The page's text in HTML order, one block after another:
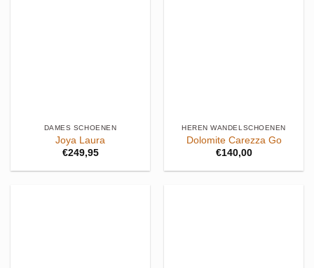
DAMES SCHOENEN
Joya Laura
€249,95
HEREN WANDELSCHOENEN
Dolomite Carezza Go
€140,00